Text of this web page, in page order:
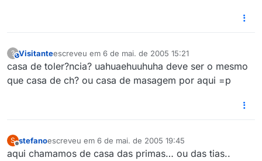
?This user is from outside of this forum
Visitanteescreveu em 6 de mai. de 2005 15:21
última edição por
casa de toler?ncia? uahuaehuuhuha deve ser o mesmo
que casa de ch? ou casa de masagem por aqui =p
S
Offline
stefanoescreveu em 6 de mai. de 2005 19:45
última edição por
aqui chamamos de casa das primas… ou das tias..